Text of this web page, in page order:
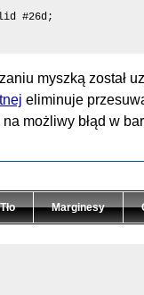
#26d;
myszką został
eliminuje
możliwy błąd w
Tło Marginesy